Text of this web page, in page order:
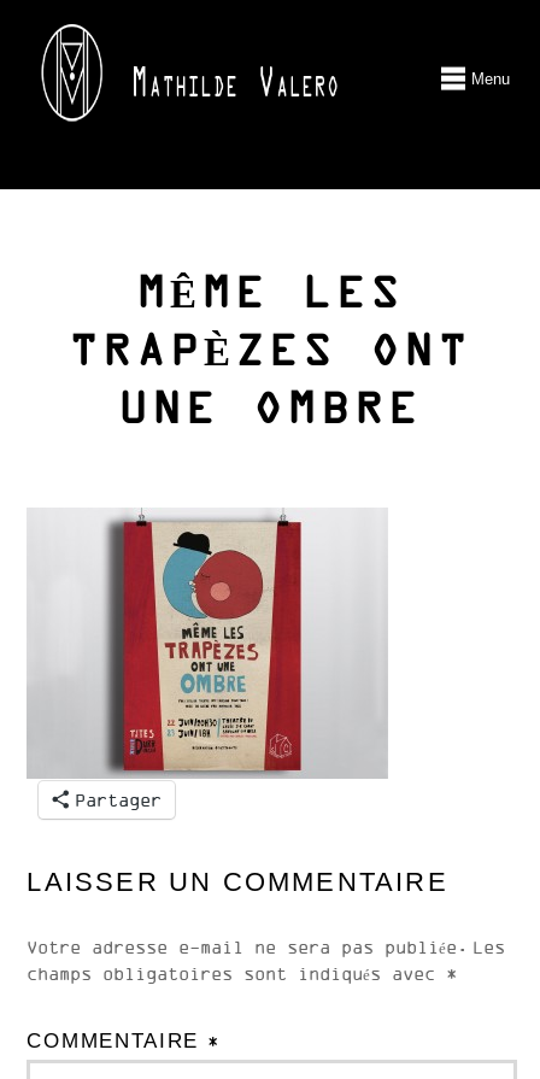
Menu
MÊME LES
TRAPÈZES ONT
UNE OMBRE
Partager
LAISSER UN COMMENTAIRE
Votre adresse e-mail ne sera pas publiée. Les
champs obligatoires sont indiqués avec *
COMMENTAIRE *